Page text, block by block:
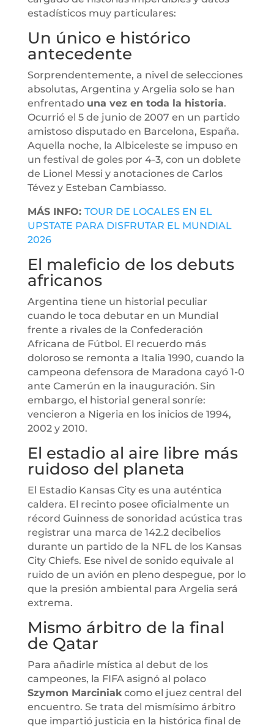
estadísticos muy particulares:
Un único e histórico
antecedente
Sorprendentemente, a nivel de selecciones
absolutas, Argentina y Argelia solo se han
enfrentado una vez en toda la historia.
Ocurrió el 5 de junio de 2007 en un partido
amistoso disputado en Barcelona, España.
Aquella noche, la Albiceleste se impuso en
un festival de goles por 4-3, con un doblete
de Lionel Messi y anotaciones de Carlos
Tévez y Esteban Cambiasso.
MÁS INFO: TOUR DE LOCALES EN EL
UPSTATE PARA DISFRUTAR EL MUNDIAL
2026
El maleficio de los debuts
africanos
Argentina tiene un historial peculiar
cuando le toca debutar en un Mundial
frente a rivales de la Confederación
Africana de Fútbol. El recuerdo más
doloroso se remonta a Italia 1990, cuando la
campeona defensora de Maradona cayó 1-0
ante Camerún en la inauguración. Sin
embargo, el historial general sonríe:
vencieron a Nigeria en los inicios de 1994,
2002 y 2010.
El estadio al aire libre más
ruidoso del planeta
El Estadio Kansas City es una auténtica
caldera. El recinto posee oficialmente un
récord Guinness de sonoridad acústica tras
registrar una marca de 142.2 decibelios
durante un partido de la NFL de los Kansas
City Chiefs. Ese nivel de sonido equivale al
ruido de un avión en pleno despegue, por lo
que la presión ambiental para Argelia será
extrema.
Mismo árbitro de la final
de Qatar
Para añadirle mística al debut de los
campeones, la FIFA asignó al polaco
Szymon Marciniakcomo el juez central del
encuentro. Se trata del mismísimo árbitro
que impartió justicia en la histórica final de